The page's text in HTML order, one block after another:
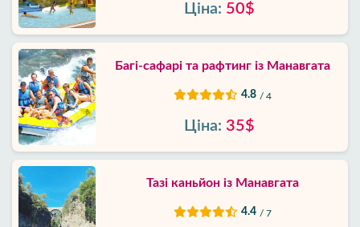
Ціна: 50$
Багі-сафарі та рафтинг із Манавгата
4.8 / 4
Ціна: 35$
Тазі каньйон із Манавгата
4.4 / 7